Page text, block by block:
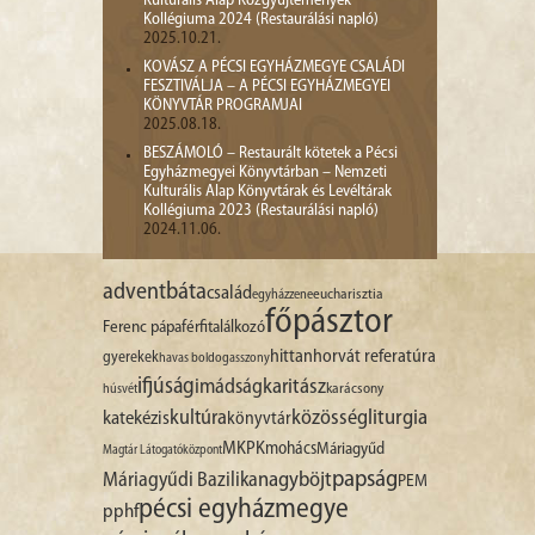
Kollégiuma 2024 (Restaurálási napló)
2025.10.21.
KOVÁSZ A PÉCSI EGYHÁZMEGYE CSALÁDI
FESZTIVÁLJA – A PÉCSI EGYHÁZMEGYEI
KÖNYVTÁR PROGRAMJAI
2025.08.18.
BESZÁMOLÓ – Restaurált kötetek a Pécsi
Egyházmegyei Könyvtárban – Nemzeti
Kulturális Alap Könyvtárak és Levéltárak
Kollégiuma 2023 (Restaurálási napló)
2024.11.06.
adventbátacsaládegyházzeneeucharisztia
Ferenc pápaférfitalálkozófőpásztor
gyerekekhavas boldogasszonyhittanhorvát referatúra
húsvétifjúságimádságkaritászkarácsony
katekéziskultúra könyvtárközösségliturgia
Magtár LátogatóközpontMKPKmohácsMáriagyűd
Máriagyűdi Bazilikanagyböjtpapság PEM
pphfpécsi egyházmegye